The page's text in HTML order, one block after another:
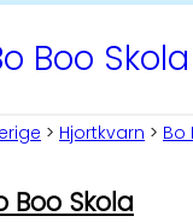
Boo Skola
> Hjortkvarn > Bo
Boo Skola